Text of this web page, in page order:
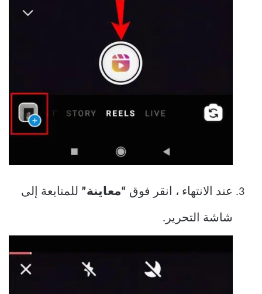
عند الانتهاء ، انقر فوق “معاينة” للمتابعة إلى
شاشة التحرير.